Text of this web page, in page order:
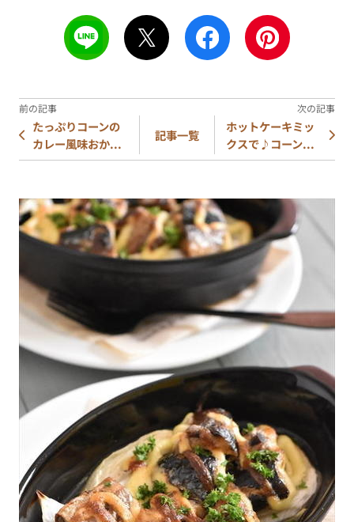
たっぷりコーンの
カレー風味おか...
記事一覧
ホットケーキミッ
クスで♪コーン...